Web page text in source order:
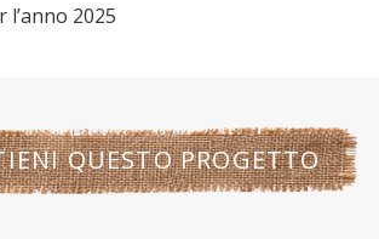
l’anno 2025
QUESTO PROGETTO